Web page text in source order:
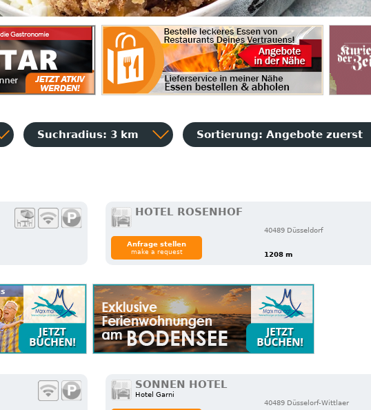
Suchradius: 3 km Sortierung: Angebote zuerst
HOTEL ROSENHOF
40489 Düsseldorf
1208 m
Anfrage stellen
make a request
SONNEN HOTEL
Hotel Garni
40489 Düsselorf-Wittlaer